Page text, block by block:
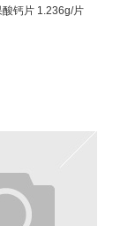
钙片 1.236g/片